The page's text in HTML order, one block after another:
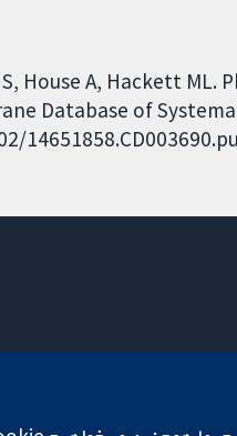
House A, Hackett
Database of